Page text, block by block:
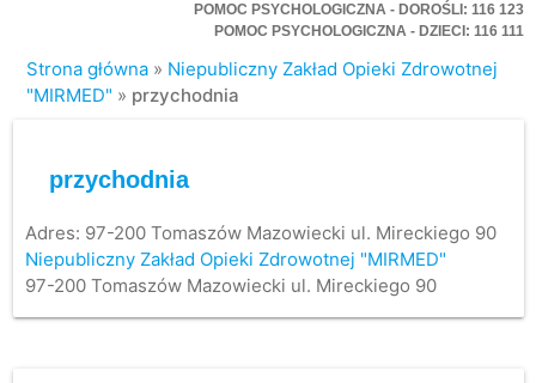
POMOC PSYCHOLOGICZNA - DOROŚLI: 116 123
POMOC PSYCHOLOGICZNA - DZIECI: 116 111
Strona główna » Niepubliczny Zakład Opieki Zdrowotnej
"MIRMED" » przychodnia
przychodnia
Adres: 97-200 Tomaszów Mazowiecki ul. Mireckiego 90
Niepubliczny Zakład Opieki Zdrowotnej "MIRMED"
97-200 Tomaszów Mazowiecki ul. Mireckiego 90